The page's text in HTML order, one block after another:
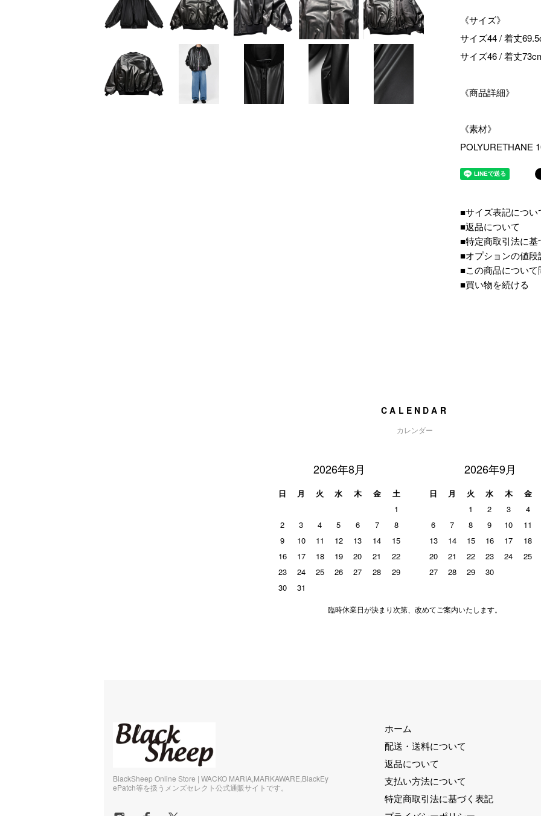
《サイズ》
サイズ44 / 着丈
サイズ46 / 着丈
《商品詳細》
《素材》
POLYURETHANE
■サイズ表記につい
■返品について
■特定商取引法に基
■オプションの値段
■この商品について
■買い物を続ける
CALENDAR
カレンダー
2026年8月
日 月 火 水 木 金
土
1
2
3 4 5 6 7
8
9
10 11 12 13 14
15
16
17 18 19 20 21
22
23
24 25 26 27 28
29
30
31
2026年9月
日 月 火 水 木 金
1
2 3 4
6
7 8 9 10 11
13
14 15 16 17 18
20
21 22 23 24 25
27
28 29 30
臨時休業日が決まり次第、改めてご案内いたします。
BlackSheep Online Store | WACKO MARIA,MARKAWARE,BlackEy
ePatch等を扱うメンズセレクト公式通販サイトです。
ホーム
配送・送料について
返品について
支払い方法について
特定商取引法に基づく表記